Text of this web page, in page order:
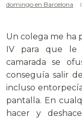
domingo en Barcelona
Un colega me ha
IV para que le
camarada se
conseguía salir
incluso
pantalla. En
hacer y